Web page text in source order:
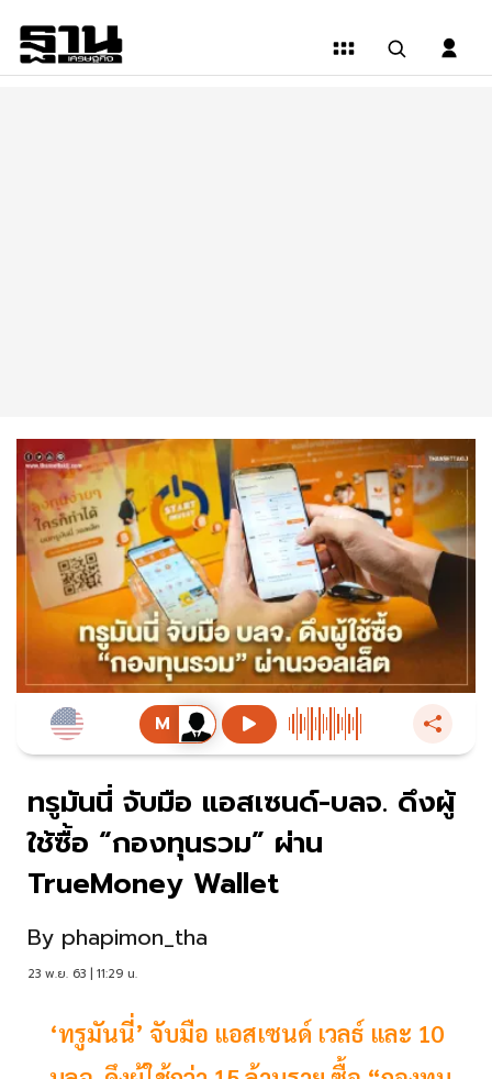
ทรูมันนี่ จับมือ แอสเซนด์-บลจ. ดึงผู้
ใช้ซื้อ “กองทุนรวม” ผ่าน
TrueMoney Wallet
By phapimon_tha
23 พ.ย. 63 | 11:29 น.
‘ทรูมันนี่’ จับมือ แอสเซนด์ เวลธ์ และ 10